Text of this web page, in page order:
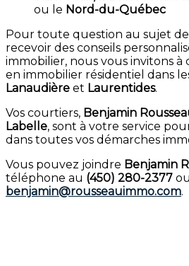
ou le Nord-du-Québec
Pour toute question au sujet
recevoir des conseils
immobilier, nous vous invitons
en immobilier résidentiel dans
Lanaudière et Laurentides.
Vos courtiers, Benjamin
Labelle, sont à votre service
dans toutes vos démarches
Vous pouvez joindre Benjamin
téléphone au (450) 280-2377
benjamin@rousseauimmo.com.